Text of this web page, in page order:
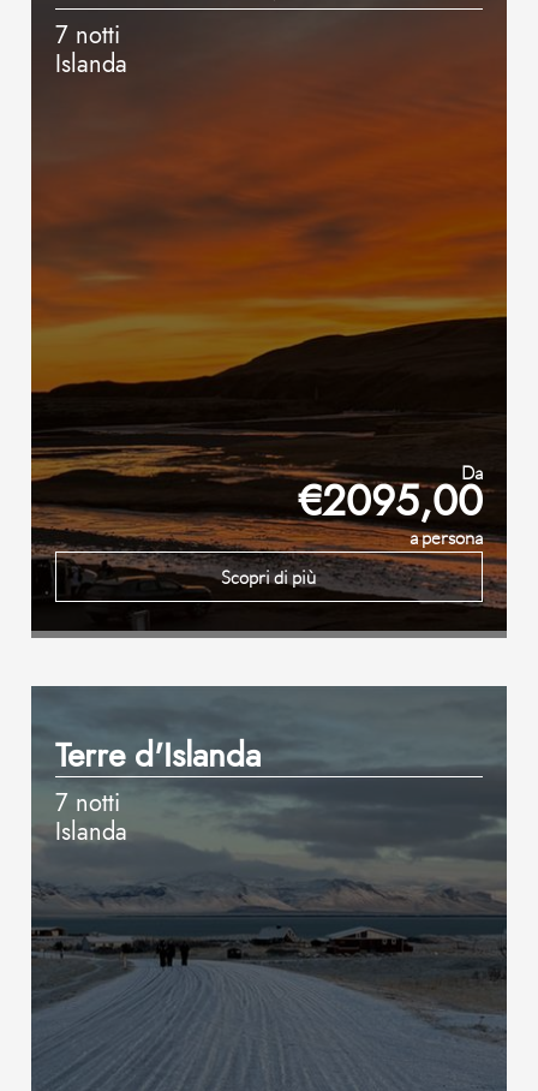
7 notti
Islanda
Da
€2095,00
a persona
Scopri di più
Terre d'Islanda
7 notti
Islanda